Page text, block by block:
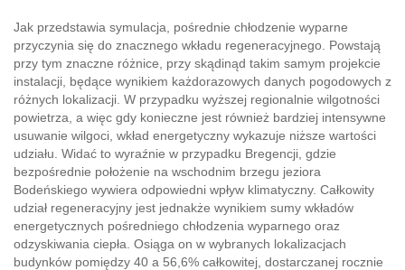
Jak przedstawia symulacja, pośrednie chłodzenie wyparne
przyczynia się do znacznego wkładu regeneracyjnego. Powstają
przy tym znaczne różnice, przy skądinąd takim samym projekcie
instalacji, będące wynikiem każdorazowych danych pogodowych z
różnych lokalizacji. W przypadku wyższej regionalnie wilgotności
powietrza, a więc gdy konieczne jest również bardziej intensywne
usuwanie wilgoci, wkład energetyczny wykazuje niższe wartości
udziału. Widać to wyraźnie w przypadku Bregencji, gdzie
bezpośrednie położenie na wschodnim brzegu jeziora
Bodeńskiego wywiera odpowiedni wpływ klimatyczny. Całkowity
udział regeneracyjny jest jednakże wynikiem sumy wkładów
energetycznych pośredniego chłodzenia wyparnego oraz
odzyskiwania ciepła. Osiąga on w wybranych lokalizacjach
budynków pomiędzy 40 a 56,6% całkowitej, dostarczanej rocznie